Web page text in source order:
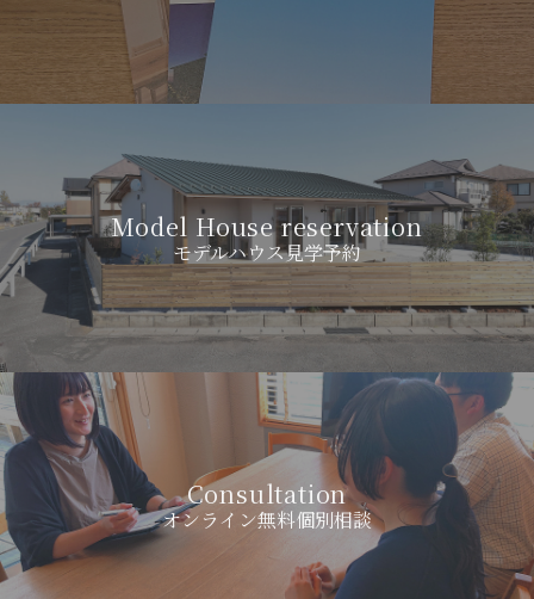
Model House reservation
モデルハウス見学予約
Consultation
オンライン無料個別相談